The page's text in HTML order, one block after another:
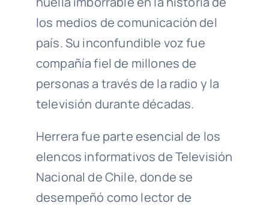
los medios de comunicación del
país. Su inconfundible voz fue
compañía fiel de millones de
personas a través de la radio y la
televisión durante décadas.
Herrera fue parte esencial de los
elencos informativos de Televisión
Nacional de Chile, donde se
desempeñó como lector de